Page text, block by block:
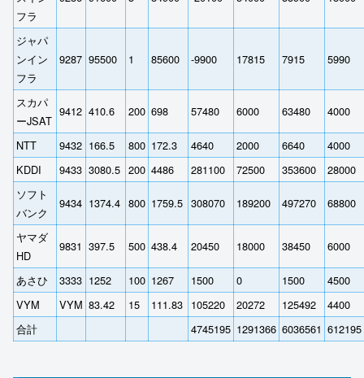
フラ
ジャパ
ンイン
フラ
9287 95500 1 85600 -9900 17815 7915 5990
スカパ
ーJSAT
9412 410.6 200 698 57480 6000 63480 4000
NTT 9432 166.5 800 172.3 4640 2000 6640
4000
KDDI
9433 3080.5 200 4486 281100 72500 353600
28000
ソフト
バンク
9434 1374.4 800 1759.5 308070 189200 497270 68800
ヤマダ
HD
9831 397.5 500 438.4 20450 18000 38450 6000
あさひ 3333 1252 100 1267 1500 0 1500
4500
VYM
VYM 83.42 15 111.83 105220 20272 125492
4400
合計
4745195 1291366 6036561 612195